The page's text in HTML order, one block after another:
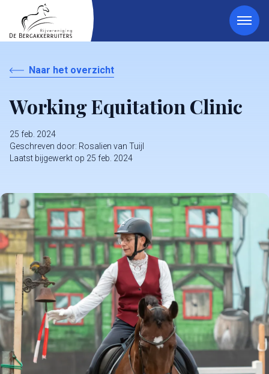
Naar het overzicht
Working Equitation Clinic
25 feb. 2024
Geschreven door: Rosalien van Tuijl​
Laatst bijgewerkt op 25 feb. 2024